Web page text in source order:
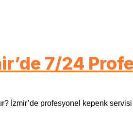
7/24
İzmir’de profesyonel kepenk